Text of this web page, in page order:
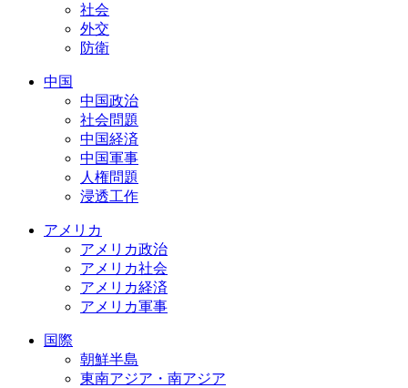
社会
外交
防衛
中国
中国政治
社会問題
中国経済
中国軍事
人権問題
浸透工作
アメリカ
アメリカ政治
アメリカ社会
アメリカ経済
アメリカ軍事
国際
朝鮮半島
東南アジア・南アジア